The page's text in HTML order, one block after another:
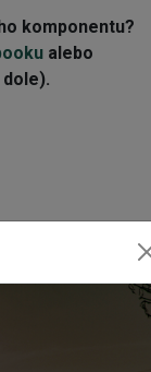
komponentu?
alebo